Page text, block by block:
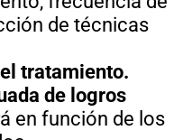
de técnicas
tratamiento.
de logros
en función de los